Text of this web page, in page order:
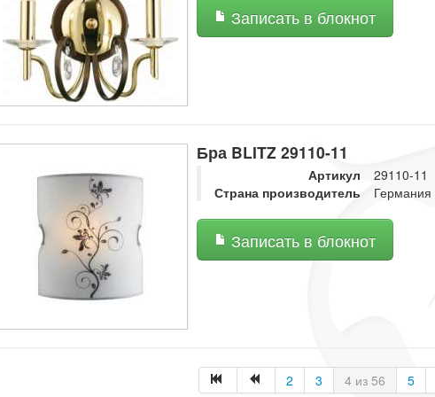
Записать в блокнот
Бра BLITZ 29110-11
Артикул
29110-11
Страна производитель
Германия
Записать в блокнот
2 3 4 из 56 5